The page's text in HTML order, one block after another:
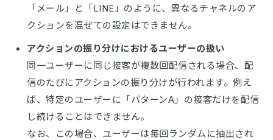
「メール」と「LINE」のように、異なるチャネルのア
クションを混ぜての設定はできません。
アクションの振り分けにおけるユーザーの扱い
同一ユーザーに同じ接客が複数回配信される場合、配
信のたびにアクションの振り分けが行われます。例え
ば、特定のユーザーに「パターンA」の接客だけを配信
し続けることはできません。
なお、この場合、ユーザーは毎回ランダムに抽出され